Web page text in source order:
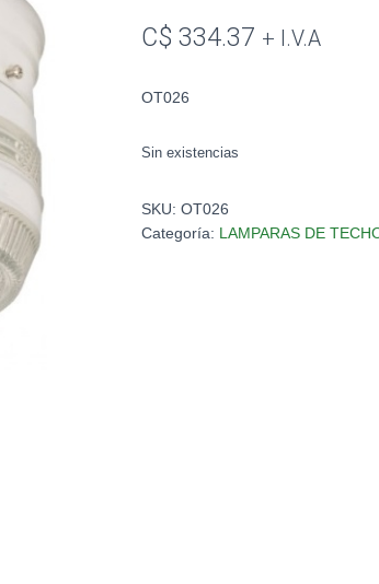
C$ 334.37 + I.V.A
OT026
Sin existencias
SKU: OT026
Categoría: LAMPARAS DE